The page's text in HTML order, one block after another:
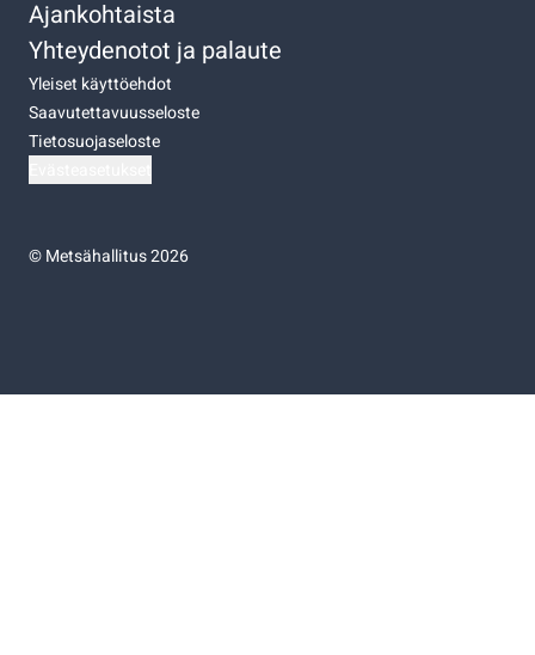
Ajankohtaista
Yhteydenotot ja palaute
Yleiset käyttöehdot
Saavutettavuusseloste
Tietosuojaseloste
©Metsähallitus 2026